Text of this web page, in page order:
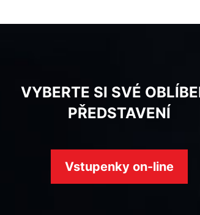
VYBERTE SI SVÉ
PŘEDSTAVENÍ
Vstupenky on-line